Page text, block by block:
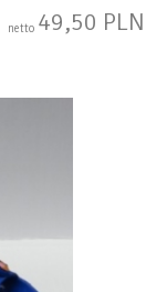
netto 49,50 PLN